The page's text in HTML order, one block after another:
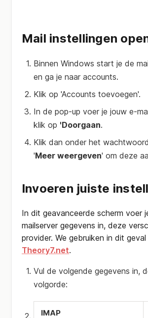
Mail instellingen
Binnen Windows start je de
en ga je naar accounts.
Klik op 'Accounts toevoegen'.
In de pop-up voer je jouw e-
klik op 'Doorgaan.
Klik dan onder het
'Meer weergeven' om deze
Invoeren juiste
In dit geavanceerde scherm voer
mailserver gegevens in, deze
provider. We gebruiken in dit
Theory7.net.
Vul de volgende gegevens in,
volgorde:
IMAP